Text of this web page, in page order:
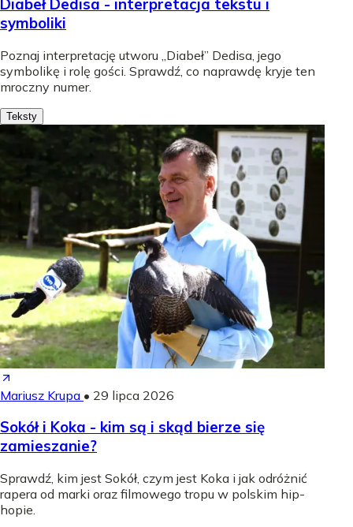
Diabeł Dedisa - interpretacja tekstu i
symboliki
Poznaj interpretację utworu „Diabeł” Dedisa, jego
symbolikę i rolę gości. Sprawdź, co naprawdę kryje ten
mroczny numer.
Teksty
Mariusz Krupa • 29 lipca 2026
Sokół i Koka - kim są i skąd bierze się
zamieszanie?
Sprawdź, kim jest Sokół, czym jest Koka i jak odróżnić
rapera od marki oraz filmowego tropu w polskim hip-
hopie.